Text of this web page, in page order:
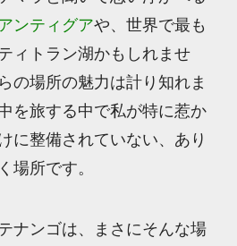
ンティグアや、世界で最も
ィトラン湖かもしれませ
の場所の魅力は計り知れま
を旅する中で私が特に惹か
に整備されていない、あり
場所です。
ナンゴは、まさにそんな場